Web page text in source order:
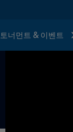
토너먼트 & 이벤트